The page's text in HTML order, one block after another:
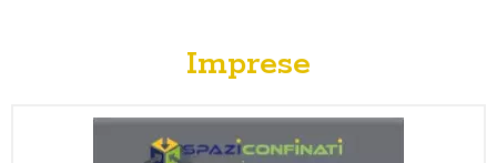
Imprese